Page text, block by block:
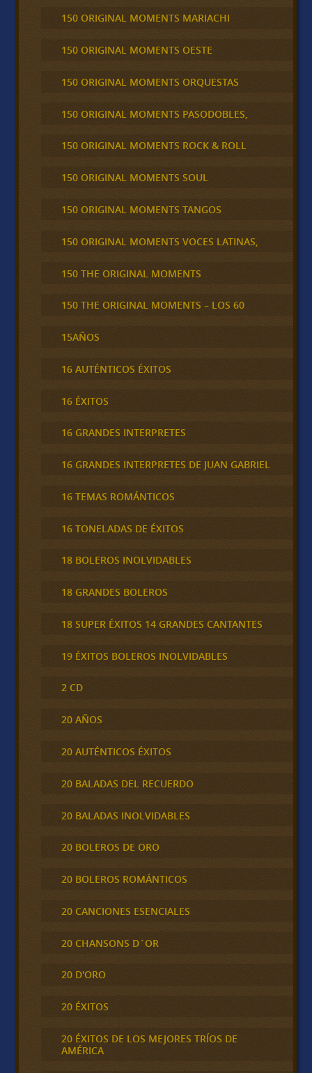
150 ORIGINAL MOMENTS MARIACHI
150 ORIGINAL MOMENTS OESTE
150 ORIGINAL MOMENTS ORQUESTAS
150 ORIGINAL MOMENTS PASODOBLES,
150 ORIGINAL MOMENTS ROCK & ROLL
150 ORIGINAL MOMENTS SOUL
150 ORIGINAL MOMENTS TANGOS
150 ORIGINAL MOMENTS VOCES LATINAS,
150 THE ORIGINAL MOMENTS
150 THE ORIGINAL MOMENTS – LOS 60
15AÑOS
16 AUTÉNTICOS ÉXITOS
16 ÉXITOS
16 GRANDES INTERPRETES
16 GRANDES INTERPRETES DE JUAN GABRIEL
16 TEMAS ROMÁNTICOS
16 TONELADAS DE ÉXITOS
18 BOLEROS INOLVIDABLES
18 GRANDES BOLEROS
18 SUPER ÉXITOS 14 GRANDES CANTANTES
19 ÉXITOS BOLEROS INOLVIDABLES
2 CD
20 AÑOS
20 AUTÉNTICOS ÉXITOS
20 BALADAS DEL RECUERDO
20 BALADAS INOLVIDABLES
20 BOLEROS DE ORO
20 BOLEROS ROMÁNTICOS
20 CANCIONES ESENCIALES
20 CHANSONS D´OR
20 D'ORO
20 ÉXITOS
20 ÉXITOS DE LOS MEJORES TRÍOS DE
AMÉRICA